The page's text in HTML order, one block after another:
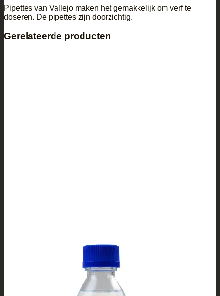
Pipettes van Vallejo maken het gemakkelijk om verf te
doseren. De pipettes zijn doorzichtig.
Gerelateerde producten